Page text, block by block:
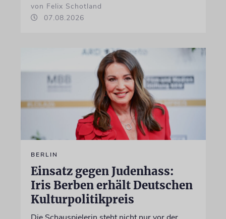
von Felix Schotland
07.08.2026
BERLIN
Einsatz gegen Judenhass:
Iris Berben erhält Deutschen
Kulturpolitikpreis